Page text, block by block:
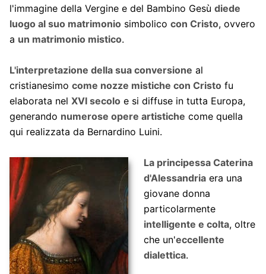
l'immagine della Vergine e del Bambino Gesù diede
luogo al suo matrimoniosimbolico con Cristo, ovvero
a un matrimonio mistico.
L'interpretazione della sua conversione al
cristianesimo come nozze mistiche con Cristofu
elaborata nel XVI secoloe si diffuse in tutta Europa,
generando numerose opere artistiche come quella
qui realizzata da Bernardino Luini.
La principessa Caterina
d'Alessandriaera una
giovane donna
particolarmente
intelligente e colta, oltre
che un'eccellente
dialettica.